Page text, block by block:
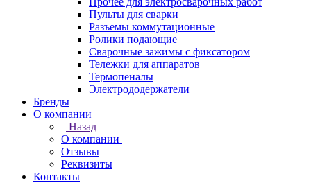
Пульты для сварки
Разъемы коммутационные
Ролики подающие
Сварочные зажимы с фиксатором
Тележки для аппаратов
Термопеналы
Электрододержатели
Бренды
О компании
Назад
О компании
Отзывы
Реквизиты
Контакты